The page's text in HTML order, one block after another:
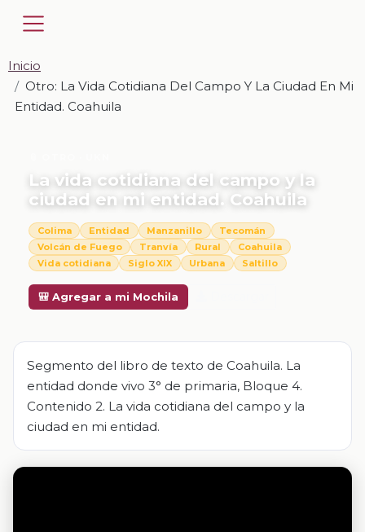
Inicio
Otro: La Vida Cotidiana Del Campo Y La Ciudad En Mi
Entidad. Coahuila
La vida cotidiana del campo y la
ciudad en mi entidad. Coahuila
Colima Entidad Manzanillo
Tecomán
Volcán de Fuego
Tranvía Rural
Coahuila
Vida cotidiana
Siglo XIX Urbana Saltillo
🎒 Agregar a mi Mochila
Segmento del libro de texto de Coahuila. La
entidad donde vivo 3° de primaria, Bloque 4.
Contenido 2. La vida cotidiana del campo y la
ciudad en mi entidad.